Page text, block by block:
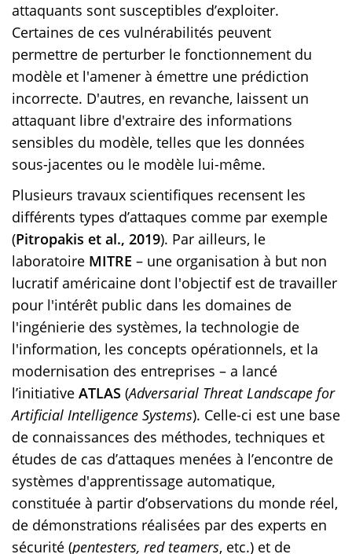
attaquants sont susceptibles d’exploiter.
Certaines de ces vulnérabilités peuvent
permettre de perturber le fonctionnement du
modèle et l'amener à émettre une prédiction
incorrecte. D'autres, en revanche, laissent un
attaquant libre d'extraire des informations
sensibles du modèle, telles que les données
sous-jacentes ou le modèle lui-même.
Plusieurs travaux scientifiques recensent les
différents types d’attaques comme par exemple
(Pitropakis et al., 2019). Par ailleurs, le
laboratoire MITRE – une organisation à but non
lucratif américaine dont l'objectif est de travailler
pour l'intérêt public dans les domaines de
l'ingénierie des systèmes, la technologie de
l'information, les concepts opérationnels, et la
modernisation des entreprises – a lancé
l’initiative ATLAS (Adversarial Threat Landscape for
Artificial Intelligence Systems). Celle-ci est une base
de connaissances des méthodes, techniques et
études de cas d’attaques menées à l’encontre de
systèmes d'apprentissage automatique,
constituée à partir d’observations du monde réel,
de démonstrations réalisées par des experts en
sécurité (pentesters, red teamers, etc.) et de